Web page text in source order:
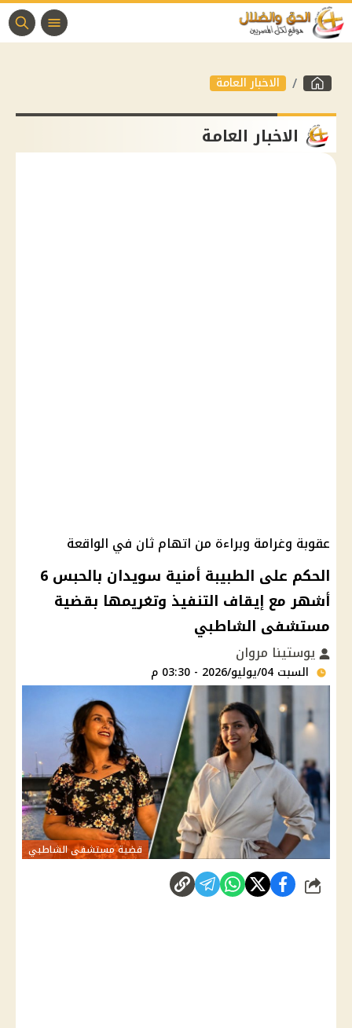
الاخبار العامة
الاخبار العامة
عقوبة وغرامة وبراءة من اتهام ثان في الواقعة
الحكم على الطبيبة أمنية سويدان بالحبس 6
أشهر مع إيقاف التنفيذ وتغريمها بقضية
مستشفى الشاطبي
يوستينا مروان
السبت 04/يوليو/2026 - 03:30 م
قضية مستشفى الشاطبي
شارك